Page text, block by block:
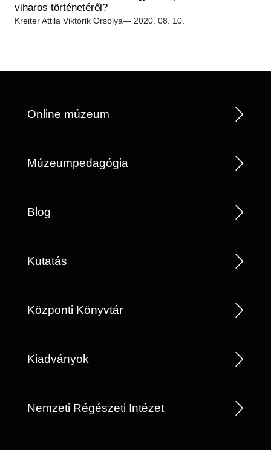
Régészet
Tagintézmények
Képcsarnok
viharos történetéről?
Kreiter Attila Viktorik Orsolya— 2020. 08. 10.
Online múzeum
Múzeumpedagógia
Blog
Kutatás
Központi Könyvtár
Kiadványok
Nemzeti Régészeti Intézet